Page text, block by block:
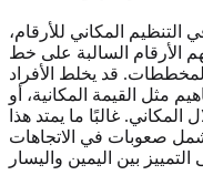
التنظيم المكاني للأرقام،
الأرقام السالبة على خط
قد يخلط الأفراد
مثل القيمة المكانية، أو
غالبًا ما يمتد هذا
صعوبات في الاتجاهات